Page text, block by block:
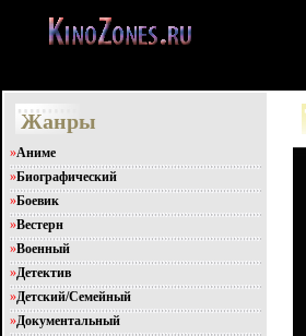
Жанры
»Аниме
»Биографический
»Боевик
»Вестерн
»Военный
»Детектив
»Детский/Семейный
»Документальный